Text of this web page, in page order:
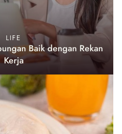
LIFE
Baik dengan Rekan
Kerja